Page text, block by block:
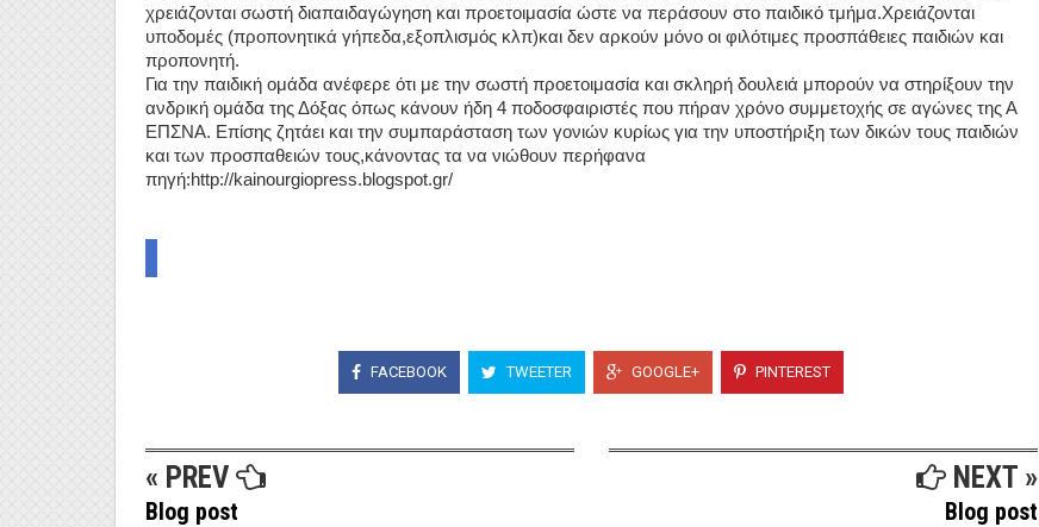
χρειάζονται σωστή διαπαιδαγώγηση και προετοιμασία ώστε να περάσουν στο παιδικό τμήμα.Χρειάζονται
υποδομές (προπονητικά γήπεδα,εξοπλισμός κλπ)και δεν αρκούν μόνο οι φιλότιμες προσπάθειες παιδιών και
προπονητή.
Για την παιδική ομάδα ανέφερε ότι με την σωστή προετοιμασία και σκληρή δουλειά μπορούν να στηρίξουν την
ανδρική ομάδα της Δόξας όπως κάνουν ήδη 4 ποδοσφαιριστές που πήραν χρόνο συμμετοχής σε αγώνες της Α
ΕΠΣΝΑ. Επίσης ζητάει και την συμπαράσταση των γονιών κυρίως για την υποστήριξη των δικών τους παιδιών
και των προσπαθειών τους,κάνοντας τα να νιώθουν περήφανα
πηγή:http://kainourgiopress.blogspot.gr/
FACEBOOK TWEETER GOOGLE+ PINTEREST
« PREV
Blog post
NEXT »
Blog post